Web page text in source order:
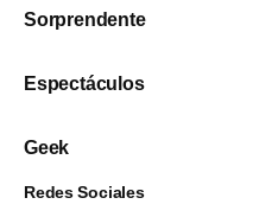
Sorprendente
Espectáculos
Geek
Redes Sociales